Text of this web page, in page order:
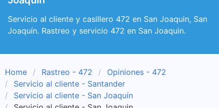
Servicio al cliente y casillero 472 en San Joaquin, San
Joaquín. Rastreo y servicio 472 en San Joaquin.
Home Rastreo - 472
Opiniones - 472
Servicio al cliente - Santander
Servicio al cliente - San Joaquín